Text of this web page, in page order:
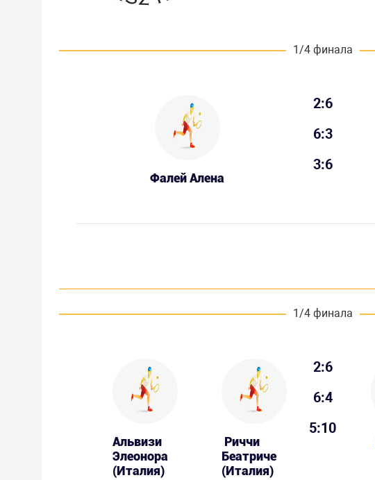
1/4 финала
Фалей Алена
2:6
6:3
3:6
1/4 финала
Альвизи
Элеонора
(Италия)
Риччи
Беатриче
(Италия)
2:6
6:4
5:10